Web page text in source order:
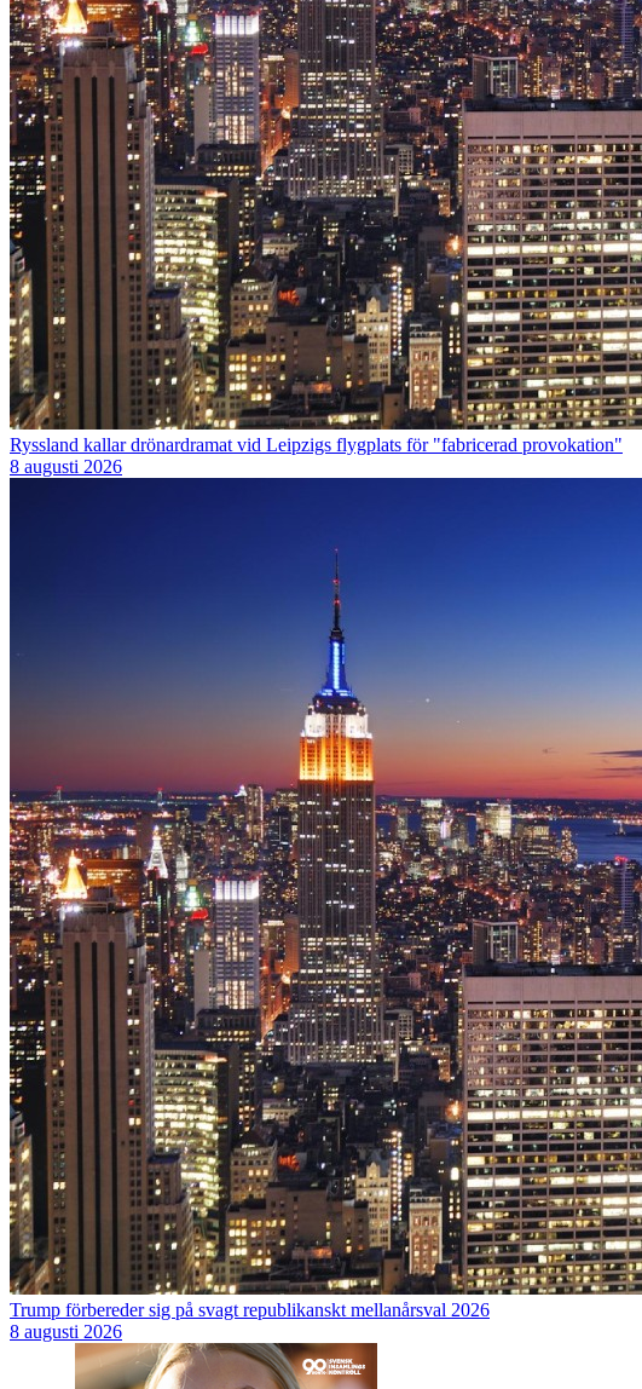
Ryssland kallar drönardramat vid Leipzigs flygplats för "fabricerad provokation"
8 augusti 2026
Trump förbereder sig på svagt republikanskt mellanårsval 2026
8 augusti 2026